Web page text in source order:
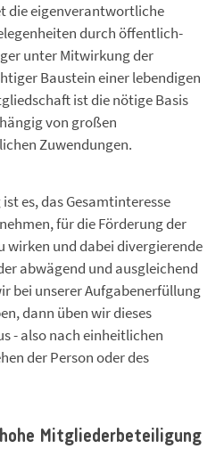
die eigenverantwortliche
durch öffentlich-
unter Mitwirkung der
Baustein einer lebendigen
ist die nötige Basis
von großen
Zuwendungen.
es, das Gesamtinteresse
für die Förderung der
wirken und dabei divergierende
abwägend und ausgleichend
bei unserer Aufgabenerfüllung
dann üben wir dieses
- also nach einheitlichen
der Person oder des
Mitgliederbeteiligung